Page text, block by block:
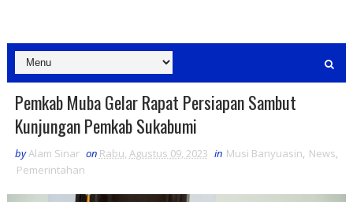
Pemkab Muba Gelar Rapat Persiapan Sambut
Kunjungan Pemkab Sukabumi
byAlam Sinar on Rabu, Agustus 09, 2023 in Musi Banyuasin, News,
Pemerintahan